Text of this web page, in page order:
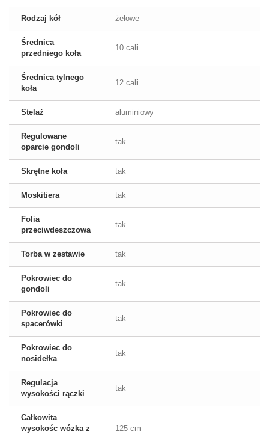
Rodzaj kół żelowe
Średnica
przedniego koła
10 cali
Średnica tylnego
koła
12 cali
Stelaż aluminiowy
Regulowane
oparcie gondoli
tak
Skrętne koła tak
Moskitiera tak
Folia
przeciwdeszczowa
tak
Torba w zestawie tak
Pokrowiec do
gondoli
tak
Pokrowiec do
spacerówki
tak
Pokrowiec do
nosidełka
tak
Regulacja
wysokości rączki
tak
Całkowita
wysokośc wózka z
125 cm